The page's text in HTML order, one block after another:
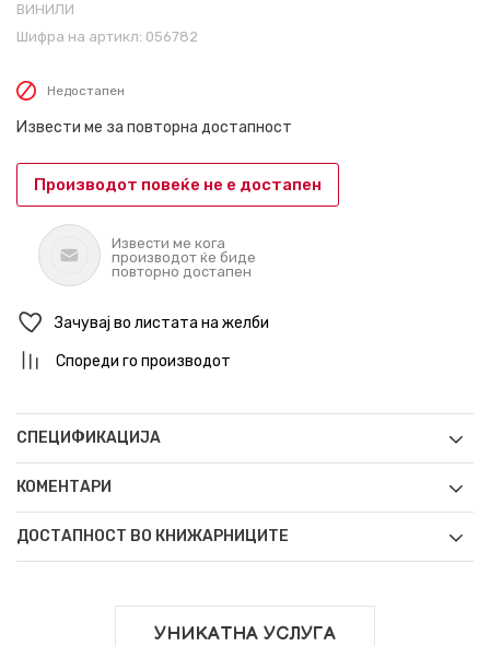
ВИНИЛИ
Шифра на артикл: 056782
Недостапен
Извести ме за повторна достапност
Производот повеќе не е достапен
Извести ме кога
производот ќе биде
повторно достапен
Зачувај во листата на желби
Спореди го производот
СПЕЦИФИКАЦИЈА
КОМЕНТАРИ
ДОСТАПНОСТ ВО КНИЖАРНИЦИТЕ
УНИКАТНА УСЛУГА